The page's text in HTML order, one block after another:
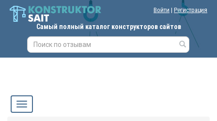
Войти | Регистрация
Самый полный каталог конструкторов сайтов